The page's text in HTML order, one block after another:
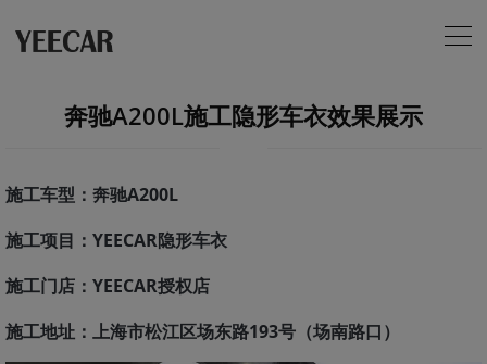
奔驰A200L施工隐形车衣效果展示
施工车型：奔驰A200L
施工项目：YEECAR隐形车衣
施工门店：YEECAR授权店
施工地址：上海市松江区场东路193号（场南路口）